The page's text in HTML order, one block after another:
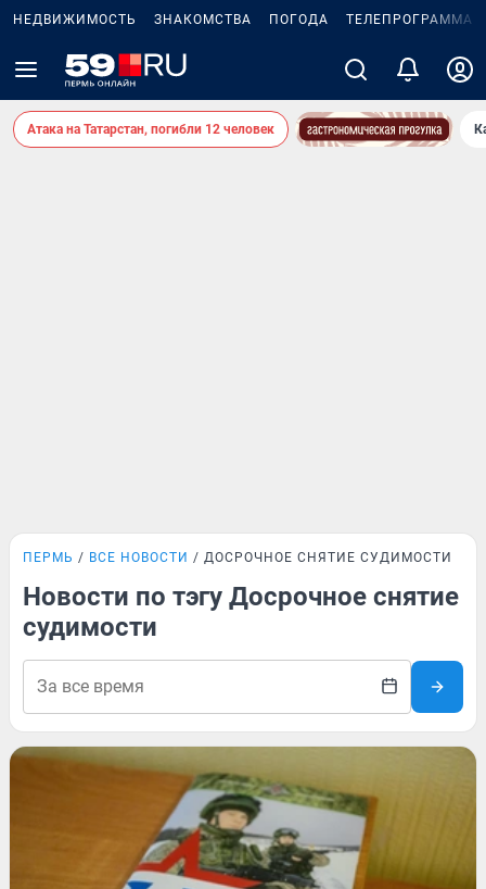
НЕДВИЖИМОСТЬ ЗНАКОМСТВА ПОГОДА ТЕЛЕПРОГРАММА
Атака на Татарстан, погибли 12 человек
ПЕРМЬ ВСЕ НОВОСТИ ДОСРОЧНОЕ СНЯТИЕ СУДИМОСТИ
Новости по тэгу Досрочное снятие
судимости